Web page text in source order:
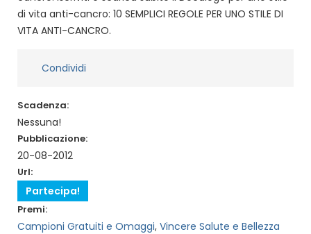
di vita anti-cancro: 10 SEMPLICI REGOLE PER UNO STILE DI
VITA ANTI-CANCRO.
Condividi
Scadenza:
Nessuna!
Pubblicazione:
20-08-2012
Url:
Partecipa!
Premi:
Campioni Gratuiti e Omaggi, Vincere Salute e Bellezza